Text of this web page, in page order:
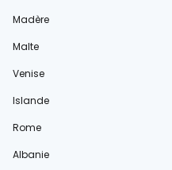
Madère
Malte
Venise
Islande
Rome
Albanie